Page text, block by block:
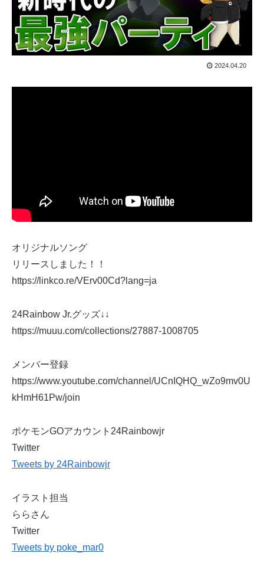
2024.04.20
オリジナルソング
リリースしました！！
https://linkco.re/VErv00Cd?lang=ja
24Rainbow Jr.グッズ↓↓
https://muuu.com/collections/27887-1008705
メンバー登録
https://www.youtube.com/channel/UCnIQHQ_wZo9mv0U
kHmH61Pw/join
ポケモンGOアカウント24Rainbowjr
Twitter
Tweets by 24Rainbowjr
イラスト担当
ららさん
Twitter
Tweets by poke_mar0